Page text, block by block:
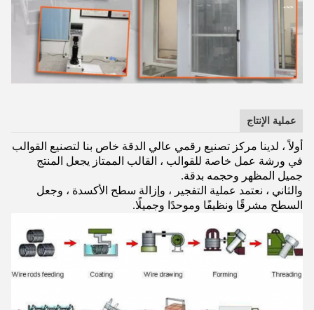
عملية الإنتاج
أولاً ، لدينا مركز تصنيع رقمي عالي الدقة خاص بنا لتصنيع القوالب
في ورشة عمل خاصة للقوالب ، القالب الممتاز يجعل المنتج
جميل المظهر وحجمه بدقة.
والثاني ، نعتمد عملية التفجير ، وإزالة سطح الأكسدة ، وجعل
السطح مشرقًا ونظيفًا وموحدًا وجميلًا.